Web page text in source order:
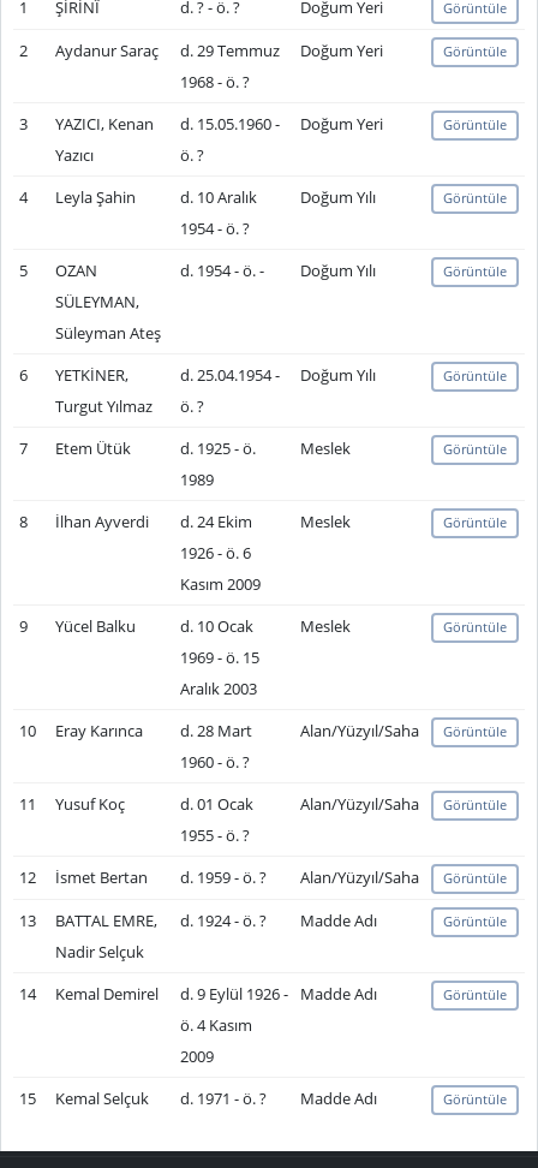
1
ŞİRİNÎ d. ? - ö. ? Doğum Yeri Görüntüle
2 Aydanur Saraç
d. 29 Temmuz
1968 - ö. ?
Doğum Yeri Görüntüle
3
YAZICI, Kenan
Yazıcı
d. 15.05.1960 -
ö. ?
Doğum Yeri Görüntüle
4 Leyla Şahin
d. 10 Aralık
1954 - ö. ?
Doğum Yılı Görüntüle
5
OZAN
SÜLEYMAN,
Süleyman Ateş
d. 1954 - ö. - Doğum Yılı Görüntüle
6
YETKİNER,
Turgut Yılmaz
d. 25.04.1954 -
ö. ?
Doğum Yılı Görüntüle
7 Etem Ütük
d. 1925 - ö.
1989
Meslek Görüntüle
8 İlhan Ayverdi
d. 24 Ekim
1926 - ö. 6
Kasım 2009
Meslek Görüntüle
9 Yücel Balku
d. 10 Ocak
1969 - ö. 15
Aralık 2003
Meslek Görüntüle
10 Eray Karınca
d. 28 Mart
1960 - ö. ?
Alan/Yüzyıl/Saha Görüntüle
11 Yusuf Koç
d. 01 Ocak
1955 - ö. ?
Alan/Yüzyıl/Saha Görüntüle
12 İsmet Bertan d. 1959 - ö. ? Alan/Yüzyıl/Saha Görüntüle
13
BATTAL EMRE,
Nadir Selçuk
d. 1924 - ö. ? Madde Adı Görüntüle
14 Kemal Demirel
d. 9 Eylül 1926 -
ö. 4 Kasım
2009
Madde Adı Görüntüle
15 Kemal Selçuk d. 1971 - ö. ? Madde Adı Görüntüle